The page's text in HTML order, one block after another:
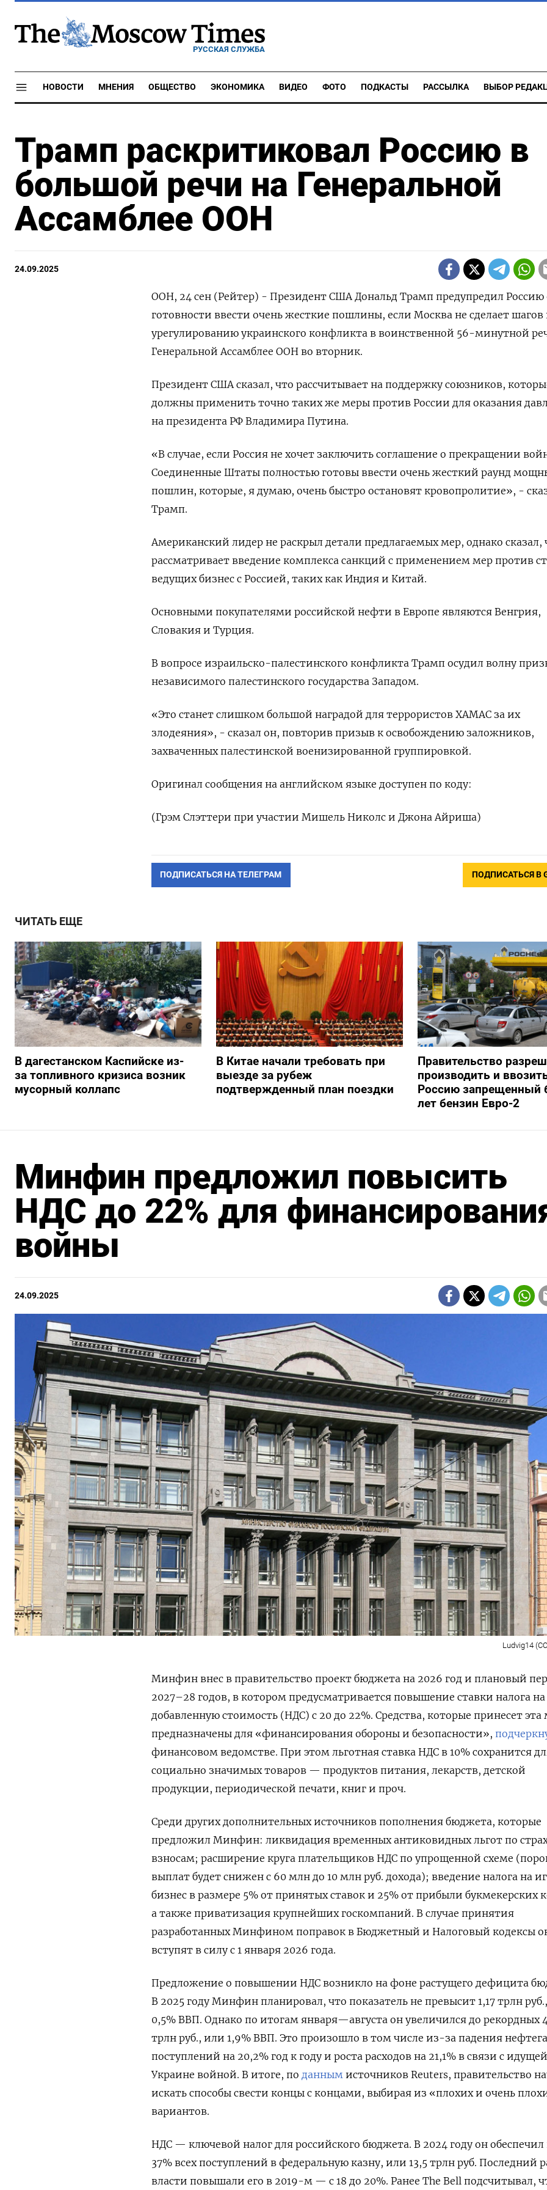
РУССКАЯ СЛУЖБА
НОВОСТИ МНЕНИЯ ОБЩЕСТВО ЭКОНОМИКА ВИДЕО ФОТО ПОДКАСТЫ РАССЫЛКА ВЫБОР
Трамп раскритиковал Россию в
большой речи на Генеральной
Ассамблее ООН
24.09.2025
ООН, 24 сен (Рейтер) - Президент США Дональд Трамп предупредил Россию
готовности ввести очень жесткие пошлины, если Москва не сделает шагов
урегулированию украинского конфликта в воинственной 56-минутной
Генеральной Ассамблее ООН во вторник.
Президент США сказал, что рассчитывает на поддержку союзников,
должны применить точно таких же меры против России для оказания
на президента РФ Владимира Путина.
«В случае, если Россия не хочет заключить соглашение о прекращении
Соединенные Штаты полностью готовы ввести очень жесткий раунд
пошлин, которые, я думаю, очень быстро остановят кровопролитие», -
Трамп.
Американский лидер не раскрыл детали предлагаемых мер, однако сказал,
рассматривает введение комплекса санкций с применением мер против
ведущих бизнес с Россией, таких как Индия и Китай.
Основными покупателями российской нефти в Европе являются Венгрия,
Словакия и Турция.
В вопросе израильско-палестинского конфликта Трамп осудил волну
независимого палестинского государства Западом.
«Это станет слишком большой наградой для террористов ХАМАС за их
злодеяния», - сказал он, повторив призыв к освобождению заложников,
захваченных палестинской военизированной группировкой.
Оригинал сообщения на английском языке доступен по коду:
(Грэм Слэттери при участии Мишель Николс и Джона Айриша)
ПОДПИСАТЬСЯ НА ТЕЛЕГРАМ ПОДПИСАТЬСЯ В
ЧИТАТЬ ЕЩЕ
В дагестанском Каспийске из-
за топливного кризиса возник
мусорный коллапс
В Китае начали требовать при
выезде за рубеж
подтвержденный план поездки
Правительство
производить и
Россию запрещенный
лет бензин Евро-2
Минфин предложил повысить
НДС до 22% для
войны
24.09.2025
Ludvig14
Минфин внес в правительство проект бюджета на 2026 год и плановый
2027–28 годов, в котором предусматривается повышение ставки налога на
добавленную стоимость (НДС) с 20 до 22%. Средства, которые принесет эта
предназначены для «финансирования обороны и безопасности»,
финансовом ведомстве. При этом льготная ставка НДС в 10% сохранится
социально значимых товаров — продуктов питания, лекарств, детской
продукции, периодической печати, книг и проч.
Среди других дополнительных источников пополнения бюджета, которые
предложил Минфин: ликвидация временных антиковидных льгот по
взносам; расширение круга плательщиков НДС по упрощенной схеме
выплат будет снижен с 60 млн до 10 млн руб. дохода); введение налога на
бизнес в размере 5% от принятых ставок и 25% от прибыли букмекерских
а также приватизация крупнейших госкомпаний. В случае принятия
разработанных Минфином поправок в Бюджетный и Налоговый кодексы
вступят в силу с 1 января 2026 года.
Предложение о повышении НДС возникло на фоне растущего дефицита
В 2025 году Минфин планировал, что показатель не превысит 1,17 трлн
0,5% ВВП. Однако по итогам января—августа он увеличился до рекордных
трлн руб., или 1,9% ВВП. Это произошло в том числе из-за падения
поступлений на 20,2% год к году и роста расходов на 21,1% в связи с
Украине войной. В итоге, по данным источников Reuters, правительство
искать способы свести концы с концами, выбирая из «плохих и очень
вариантов.
НДС — ключевой налог для российского бюджета. В 2024 году он
37% всех поступлений в федеральную казну, или 13,5 трлн руб. Последний
власти повышали его в 2019-м — с 18 до 20%. Ранее The Bell подсчитывал,